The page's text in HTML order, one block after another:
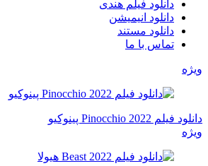
دانلود فیلم هندی
دانلود انیمیشن
دانلود مستند
تماس با ما
ویژه
دانلود فیلم Pinocchio 2022 پینوکیو
ویژه